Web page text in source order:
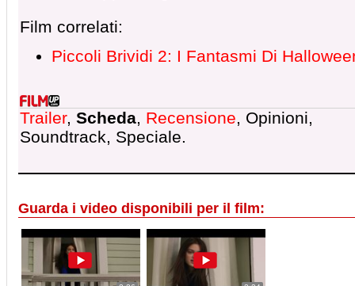
Film correlati:
Piccoli Brividi 2: I Fantasmi Di
Trailer, Scheda, Recensione, Opinioni,
Soundtrack, Speciale.
Guarda i video disponibili per il film: